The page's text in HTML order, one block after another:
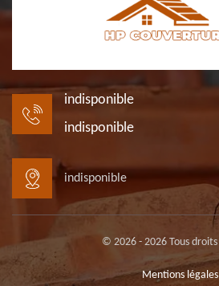
indisponible
indisponible
indisponible
© 2026 - 2026 Tous
Mentions légales